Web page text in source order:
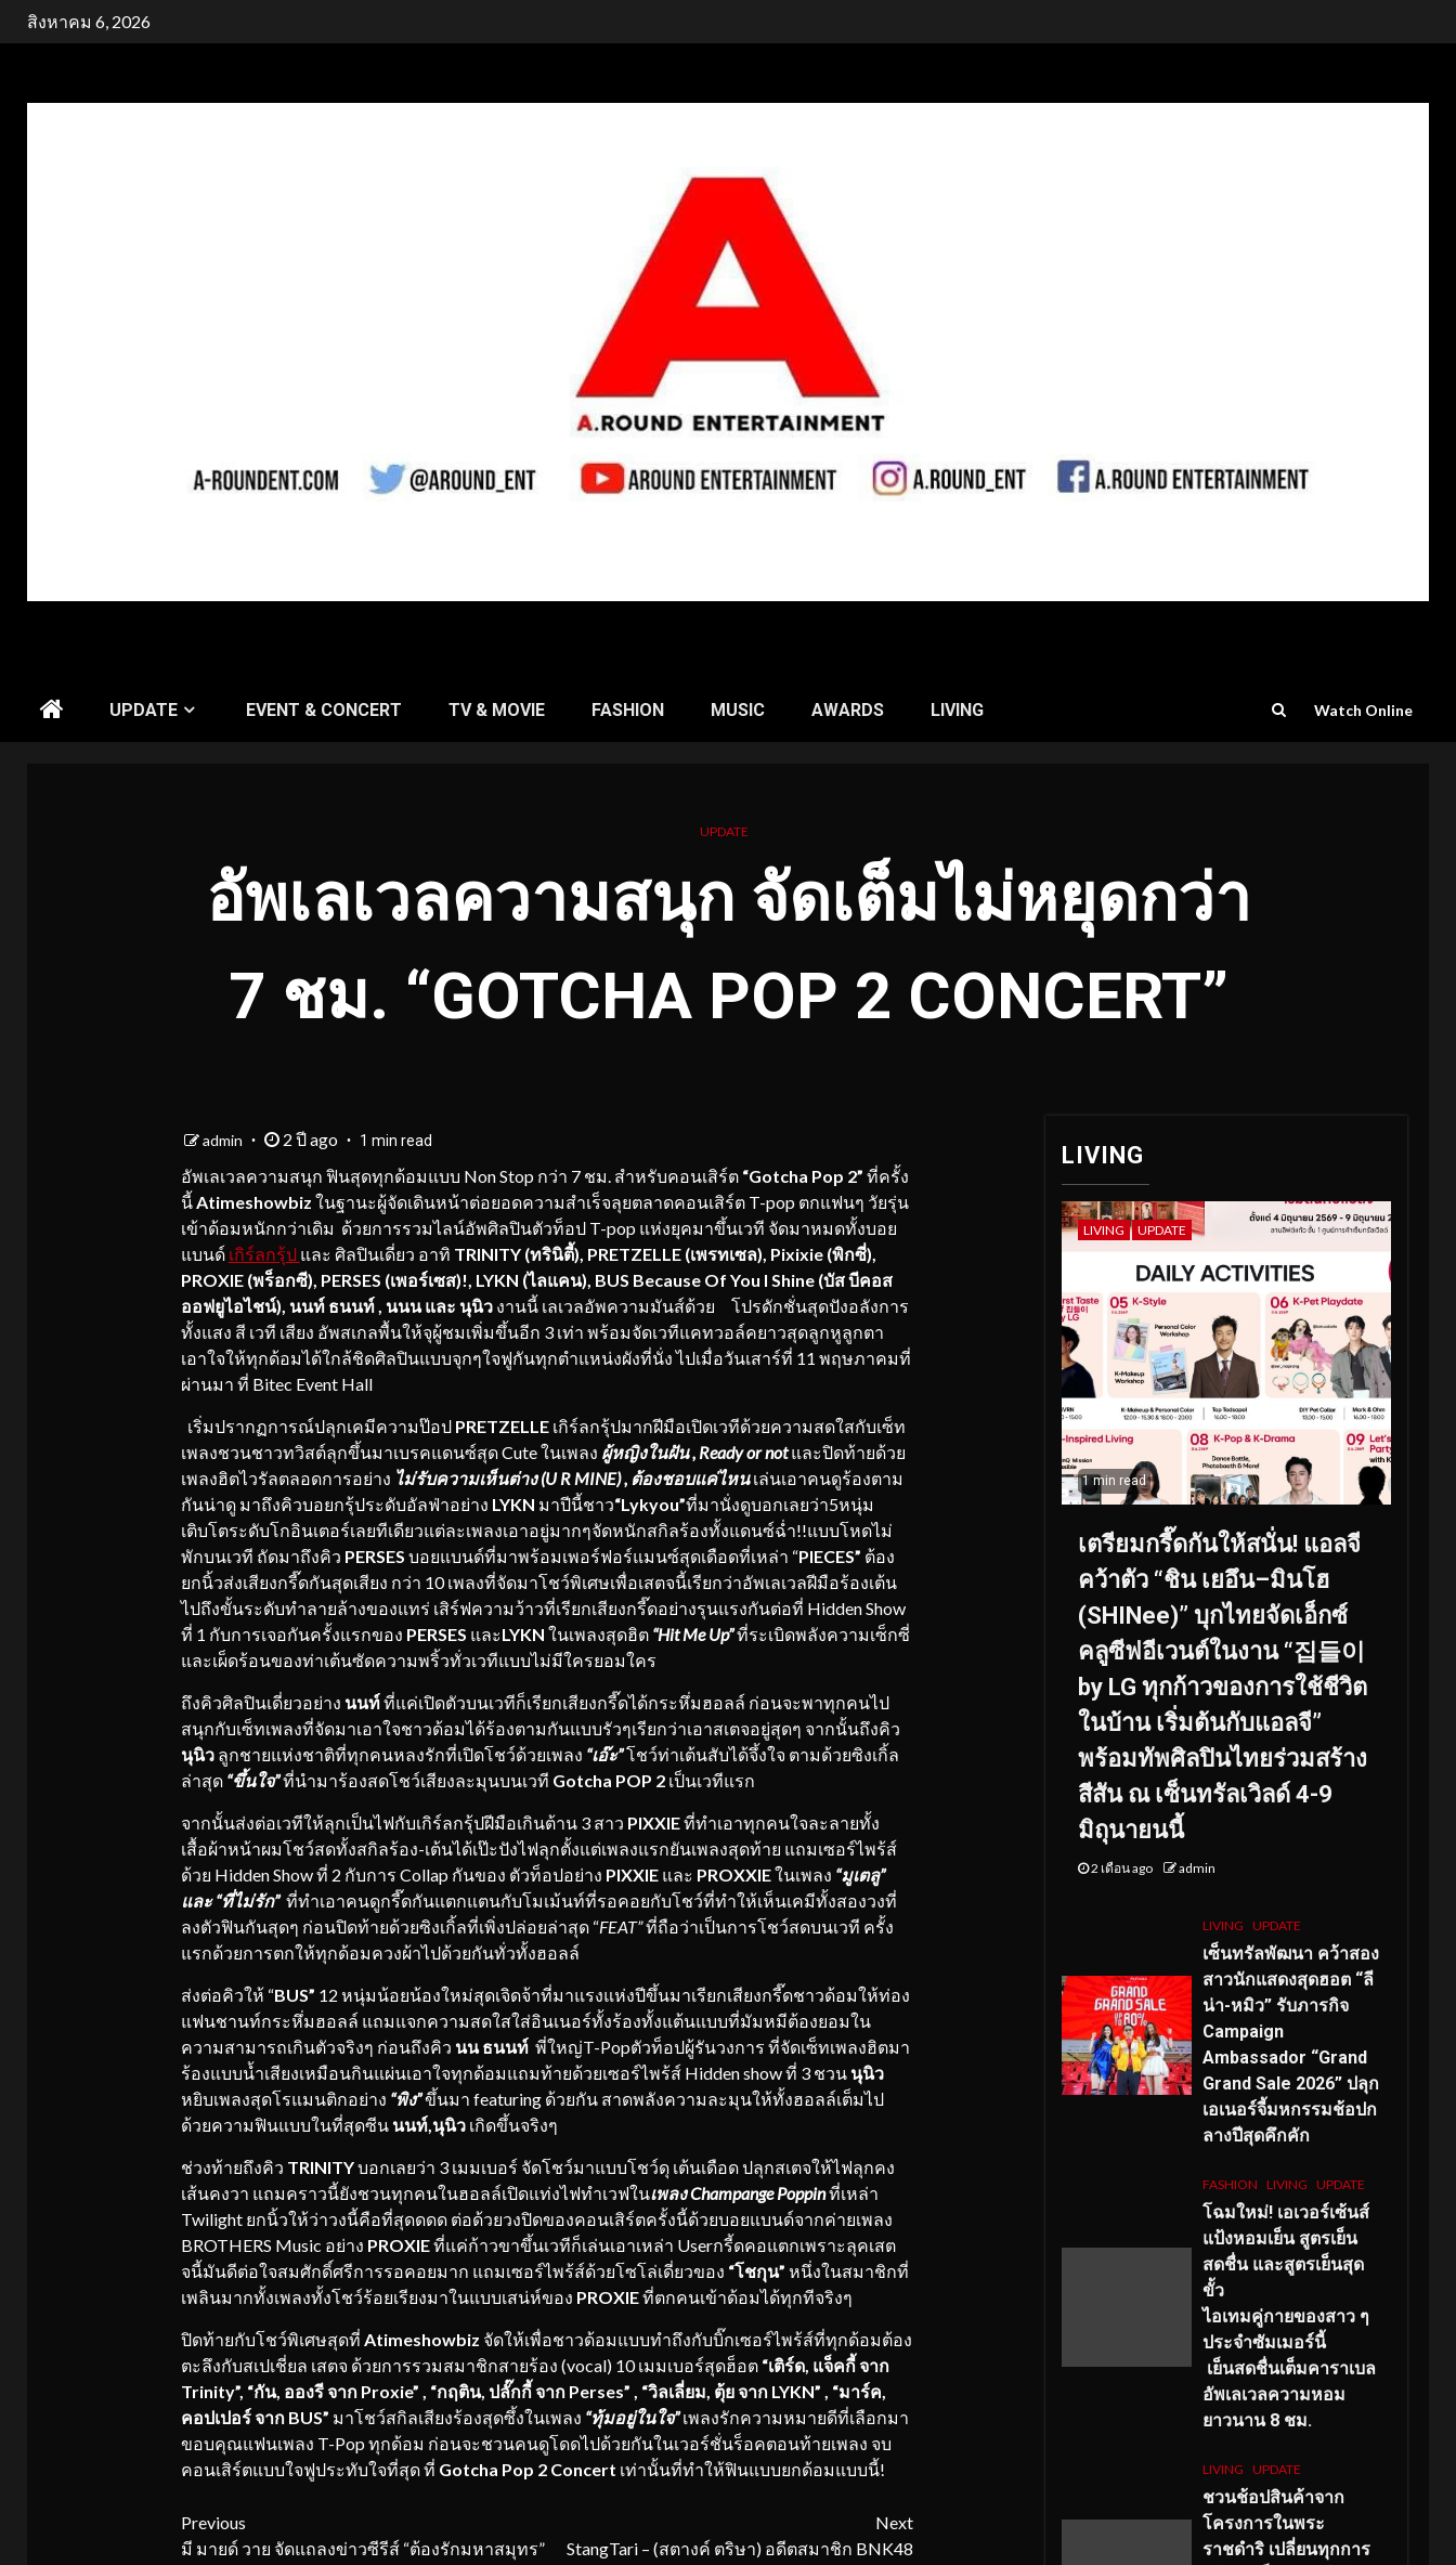
Skipสิงหาคม 6, 2026
UPDATE EVENT & CONCERT TV & MOVIE FASHION MUSIC AWARDS LIVING Watch Online
UPDATE
อัพเลเวลความสนุก จัดเต็มไม่หยุดกว่า
7 ชม. “GOTCHA POP 2 CONCERT”
admin 2 ปี ago 1 min read
อัพเลเวลความสนุก ฟินสุดทุกด้อมแบบ Non Stop กว่า 7 ชม. สำหรับคอนเสิร์ต“Gotcha Pop 2” ที่ครั้ง
นี้Atimeshowbiz ในฐานะผู้จัดเดินหน้าต่อยอดความสำเร็จลุยตลาดคอนเสิร์ต T-pop ตกแฟนๆ วัยรุ่น
เข้าด้อมหนักกว่าเดิม ด้วยการรวมไลน์อัพศิลปินตัวท็อป T-pop แห่งยุคมาขึ้นเวที จัดมาหมดทั้งบอย
แบนด์ เกิร์ลกรุ้ป และ ศิลปินเดี่ยว อาทิ TRINITY (ทรินิตี้), PRETZELLE (เพรทเซล), Pixixie (พิกซี่),
PROXIE (พร็อกซี), PERSES (เพอร์เซส)!, LYKN (ไลแคน), BUS Because Of You I Shine (บัส บีคอส
ออฟยูไอไชน์), นนท์ ธนนท์ , นนน และ นุนิว งานนี้ เลเวลอัพความมันส์ด้วย โปรดักชั่นสุดปังอลังการ
ทั้งแสง สี เวที เสียง อัพสเกลพื้นให้จุผู้ชมเพิ่มขึ้นอีก 3 เท่า พร้อมจัดเวทีแคทวอล์คยาวสุดลูกหูลูกตา
เอาใจให้ทุกด้อมได้ใกล้ชิดศิลปินแบบจุกๆใจฟูกันทุกตำแหน่งผังที่นั่ง ไปเมื่อวันเสาร์ที่ 11 พฤษภาคมที่
ผ่านมา ที่ Bitec Event Hall
เริ่มปรากฏการณ์ปลุกเคมีความป๊อป PRETZELLE เกิร์ลกรุ้ปมากฝีมือเปิดเวทีด้วยความสดใสกับเซ็ท
เพลงชวนชาวทวิสต์ลุกขึ้นมาเบรคแดนซ์สุด Cute ในเพลง ผู้หญิงในฝัน , Ready or notและปิดท้ายด้วย
เพลงฮิตไวรัลตลอดการอย่าง ไม่รับความเห็นต่าง (U R MINE) , ต้องชอบแค่ไหนเล่นเอาคนดูร้องตาม
กันน่าดู มาถึงคิวบอยกรุ้ประดับอัลฟ่าอย่าง LYKN มาปีนี้ชาว“Lykyou”ที่มานั่งดูบอกเลยว่า5หนุ่ม
เติบโตระดับโกอินเตอร์เลยทีเดียวแต่ละเพลงเอาอยู่มากๆจัดหนักสกิลร้องทั้งแดนซ์ฉ่ำ!!แบบโหดไม่
พักบนเวที ถัดมาถึงคิว PERSES บอยแบนด์ที่มาพร้อมเพอร์ฟอร์แมนซ์สุดเดือดที่เหล่า “PIECES” ต้อง
ยกนิ้วส่งเสียงกรี๊ดกันสุดเสียง กว่า 10 เพลงที่จัดมาโชว์พิเศษเพื่อเสตจนี้เรียกว่าอัพเลเวลฝีมือร้องเต้น
ไปถึงขั้นระดับทำลายล้างของแทร่ เสิร์ฟความว้าวที่เรียกเสียงกรี๊ดอย่างรุนแรงกันต่อที่ Hidden Show
ที่ 1 กับการเจอกันครั้งแรกของ PERSES และLYKN ในเพลงสุดฮิต “Hit Me Up”ที่ระเบิดพลังความเซ็กซี่
และเผ็ดร้อนของท่าเต้นซัดความพริ้วทั่วเวทีแบบไม่มีใครยอมใคร
ถึงคิวศิลปินเดี่ยวอย่าง นนท์ที่แค่เปิดตัวบนเวทีก็เรียกเสียงกรี๊ดได้กระหึ่มฮอลล์ ก่อนจะพาทุกคนไป
สนุกกับเซ็ทเพลงที่จัดมาเอาใจชาวด้อมได้ร้องตามกันแบบรัวๆเรียกว่าเอาสเตจอยู่สุดๆ จากนั้นถึงคิว
นุนิวลูกชายแห่งชาติที่ทุกคนหลงรักที่เปิดโชว์ด้วยเพลง “เอ๊ะ”โชว์ท่าเต้นสับได้จึ้งใจ ตามด้วยซิงเกิ้ล
ล่าสุด “ขึ้นใจ”ที่นำมาร้องสดโชว์เสียงละมุนบนเวที Gotcha POP 2เป็นเวทีแรก
จากนั้นส่งต่อเวทีให้ลุกเป็นไฟกับเกิร์ลกรุ้ปฝีมือเกินต้าน 3 สาว PIXXIEที่ทำเอาทุกคนใจละลายทั้ง
เสื้อผ้าหน้าผมโชว์สดทั้งสกิลร้อง-เต้นได้เป๊ะปังไฟลุกตั้งแต่เพลงแรกยันเพลงสุดท้าย แถมเซอร์ไพร้ส์
ด้วย Hidden Show ที่ 2 กับการ Collap กันของ ตัวท็อปอย่าง PIXXIE และ PROXXIEในเพลง “มูเตลู”
และ “ที่ไม่รัก” ที่ทำเอาคนดูกรี๊ดกันแตกแตนกับโมเม้นท์ที่รอคอยกับโชว์ที่ทำให้เห็นเคมีทั้งสองวงที่
ลงตัวฟินกันสุดๆ ก่อนปิดท้ายด้วยซิงเกิ้ลที่เพิ่งปล่อยล่าสุด “FEAT”ที่ถือว่าเป็นการโชว์สดบนเวที ครั้ง
แรกด้วยการตกให้ทุกด้อมควงผ้าไปด้วยกันทั่วทั้งฮอลล์
ส่งต่อคิวให้ “BUS” 12 หนุ่มน้อยน้องใหม่สุดเจิดจ้าที่มาแรงแห่งปีขึ้นมาเรียกเสียงกรี๊ดชาวด้อมให้ท่อง
แฟนชานท์กระหึ่มฮอลล์ แถมแจกความสดใสใส่อินเนอร์ทั้งร้องทั้งแต้นแบบที่มัมหมีต้องยอมใน
ความสามารถเกินตัวจริงๆ ก่อนถึงคิว นน ธนนท์พี่ใหญ่T-Popตัวท็อปผู้รันวงการ ที่จัดเซ็ทเพลงฮิตมา
ร้องแบบน้ำเสียงเหมือนกินแผ่นเอาใจทุกด้อมแถมท้ายด้วยเซอร์ไพร้ส์ Hidden show ที่ 3 ชวน นุนิว
หยิบเพลงสุดโรแมนติกอย่าง “พิง”ขึ้นมา featuring ด้วยกัน สาดพลังความละมุนให้ทั้งฮอลล์เต็มไป
ด้วยความฟินแบบในที่สุดซีน นนท์,นุนิวเกิดขึ้นจริงๆ
ช่วงท้ายถึงคิว TRINITYบอกเลยว่า 3 เมมเบอร์ จัดโชว์มาแบบโชว์ดุ เต้นเดือด ปลุกสเตจให้ไฟลุกคง
เส้นคงวา แถมคราวนี้ยังชวนทุกคนในฮอลล์เปิดแท่งไฟทำเวฟในเพลงChampange Poppinที่เหล่า
Twilight ยกนิ้วให้ว่าวงนี้คือที่สุดดดด ต่อด้วยวงปิดของคอนเสิร์ตครั้งนี้ด้วยบอยแบนด์จากค่ายเพลง
BROTHERS Music อย่าง PROXIEที่แค่ก้าวขาขึ้นเวทีก็เล่นเอาเหล่า Userกรี้ดคอแตกเพราะลุคเสต
จนี้มันดีต่อใจสมศักดิ์ศรีการรอคอยมาก แถมเซอร์ไพร้ส์ด้วยโซโล่เดี่ยวของ “โชกุน” หนึ่งในสมาชิกที่
เพลินมากทั้งเพลงทั้งโชว์ร้อยเรียงมาในแบบเสน่ห์ของ PROXIEที่ตกคนเข้าด้อมได้ทุกทีจริงๆ
ปิดท้ายกับโชว์พิเศษสุดที่ Atimeshowbiz จัดให้เพื่อชาวด้อมแบบทำถึงกับบิ๊กเซอร์ไพร้ส์ที่ทุกด้อมต้อง
ตะลึงกับสเปเชี่ยล เสตจ ด้วยการรวมสมาชิกสายร้อง (vocal) 10 เมมเบอร์สุดฮ็อต “เติร์ด, แจ็คกี้ จาก
Trinity”, “กัน, อองรี จาก Proxie” , “กฤติน, ปลั๊กกี้ จาก Perses” , “วิลเลี่ยม, ตุ้ย จาก LYKN” , “มาร์ค,
คอปเปอร์ จาก BUS” มาโชว์สกิลเสียงร้องสุดซึ้งในเพลง “ทุ้มอยู่ในใจ”เพลงรักความหมายดีที่เลือกมา
ขอบคุณแฟนเพลง T-Pop ทุกด้อม ก่อนจะชวนคนดูโดดไปด้วยกันในเวอร์ชั่นร็อคตอนท้ายเพลง จบ
คอนเสิร์ตแบบใจฟูประทับใจที่สุด ที่ Gotcha Pop 2 Concert เท่านั้นที่ทำให้ฟินแบบยกด้อมแบบนี้!
Continue
Previous
มี มายด์ วาย จัดแถลงข่าวซีรีส์ “ต้องรักมหาสมุทร”
Next
StangTari – (สตางค์ ตริษา) อดีตสมาชิก BNK48
LIVING
LIVING UPDATE
1 min read
เตรียมกรี๊ดกันให้สนั่น! แอลจี
คว้าตัว “ชิน เยอึน–มินโฮ
(SHINee)” บุกไทยจัดเอ็กซ์
คลูซีฟอีเวนต์ในงาน “집들이
by LG ทุกก้าวของการใช้ชีวิต
ในบ้าน เริ่มต้นกับแอลจี”
พร้อมทัพศิลปินไทยร่วมสร้าง
สีสัน ณ เซ็นทรัลเวิลด์ 4-9
มิถุนายนนี้
2 เดือน ago admin
LIVING UPDATE
เซ็นทรัลพัฒนา คว้าสอง
สาวนักแสดงสุดฮอต “ลี
น่า-หมิว” รับภารกิจ
Campaign
Ambassador “Grand
Grand Sale 2026” ปลุก
เอเนอร์จี้มหกรรมช้อปก
ลางปีสุดคึกคัก
FASHION LIVING UPDATE
โฉมใหม่! เอเวอร์เซ้นส์
แป้งหอมเย็น สูตรเย็น
สดชื่น และสูตรเย็นสุด
ขั้ว
ไอเทมคู่กายของสาว ๆ
ประจำซัมเมอร์นี้
เย็นสดชื่นเต็มคาราเบล
อัพเลเวลความหอม
ยาวนาน 8 ชม.
LIVING UPDATE
ชวนช้อปสินค้าจาก
โครงการในพระ
ราชดำริ เปลี่ยนทุกการ